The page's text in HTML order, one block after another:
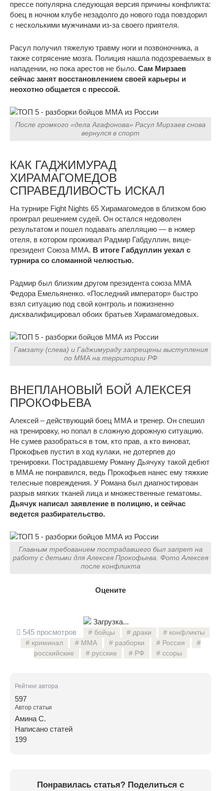
прессе популярна следующая версия причины конфликта:
боец в ночном клубе незадолго до нового года повздорил
с несколькими мужчинами из-за своего приятеля.
Расул получил тяжелую травму ноги и позвоночника, а
также сотрясение мозга. Полиция нашла подозреваемых в
нападении, но пока арестов не было. Сам Мирзаев
сейчас занят восстановлением своей карьеры и
неохотно общается с прессой.
После громкого «дела Агафонова» Расул Мирзаев снова
вернулся в спорт
КАК ГАДЖИМУРАД
ХИРАМАГОМЕДОВ
СПРАВЕДЛИВОСТЬ ИСКАЛ
На турнире Fight Nights 65 Хирамагомедов в близком бою
проиграл решением судей. Он остался недоволен
результатом и пошел подавать апелляцию — в номер
отеля, в котором проживал Радмир Габдуллин, вице-
президент Союза ММА. В итоге Габдуллин уехал с
турнира со сломанной челюстью.
Радмир был близким другом президента союза ММА
Федора Емельяненко. «Последний император» быстро
взял ситуацию под свой контроль и пожизненно
дисквалифицировал обоих братьев Хирамагомедовых.
Гамзату (слева) и Гаджимураду запрещены выступления
по ММА на территории РФ
ВНЕПЛАНОВЫЙ БОЙ АЛЕКСЕЯ
ПРОКОФЬЕВА
Алексей – действующий боец ММА и тренер. Он спешил
на тренировку, но попал в сложную дорожную ситуацию.
Не сумев разобраться в том, кто прав, а кто виноват,
Прокофьев пустил в ход кулаки, не дотерпев до
тренировки. Пострадавшему Роману Дьячуку такой дебют
в ММА не понравился, ведь Прокофьев нанес ему тяжкие
телесные повреждения. У Романа был диагностирован
разрыв мягких тканей лица и множественные гематомы.
Дьячук написал заявление в полицию, и сейчас
ведется разбирательство.
Главным требованием пострадавшего был запрет на
работу с детьми для Алексея Прокофьева. Фото Алексея
после конфликта
Оцените
Загрузка...
545 просмотров
бойцы драки
конфликты
криминал
ММА разборки
Россия
росскийские
русские РФ ссоры
Рейтинг автора
597
Автор статьи
Амина С.
Написано статей
199
Понравилась статья? Поделиться с